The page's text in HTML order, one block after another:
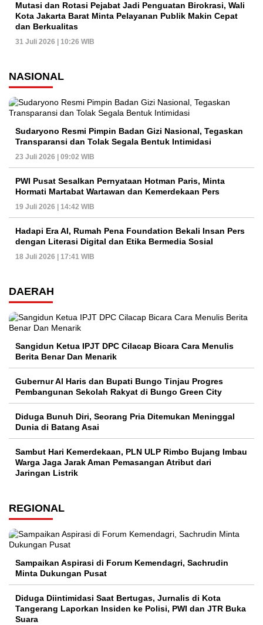
Mutasi dan Rotasi Pejabat Jadi Penguatan Birokrasi, Wali
Kota Jakarta Barat Minta Pelayanan Publik Makin Cepat
dan Berkualitas
31 Juli 2026 | 10:26 WIB
NASIONAL
Sudaryono Resmi Pimpin Badan Gizi Nasional, Tegaskan
Transparansi dan Tolak Segala Bentuk Intimidasi
23 Juli 2026 | 09:02 WIB
PWI Pusat Sesalkan Pernyataan Hotman Paris, Minta
Hormati Martabat Wartawan dan Kemerdekaan Pers
19 Juli 2026 | 14:42 WIB
Hadapi Era AI, Rumah Pena Foundation Bekali Insan Pers
dengan Literasi Digital dan Etika Bermedia Sosial
18 Juli 2026 | 17:41 WIB
DAERAH
Sangidun Ketua IPJT DPC Cilacap Bicara Cara Menulis
Berita Benar Dan Menarik
​Gubernur Al Haris dan Bupati Bungo Tinjau Progres
Pembangunan Sekolah Rakyat di Bungo Green City
Diduga Bunuh Diri, Seorang Pria Ditemukan Meninggal
Dunia di Batang Asai
Sambut Hari Kemerdekaan, PLN ULP Rimbo Bujang Imbau
Warga Jaga Jarak Aman Pemasangan Atribut dari
Jaringan Listrik​
REGIONAL
Sampaikan Aspirasi di Forum Kemendagri, Sachrudin
Minta Dukungan Pusat
Diduga Diintimidasi Saat Bertugas, Jurnalis di Kota
Tangerang Laporkan Insiden ke Polisi, PWI dan JTR Buka
Suara